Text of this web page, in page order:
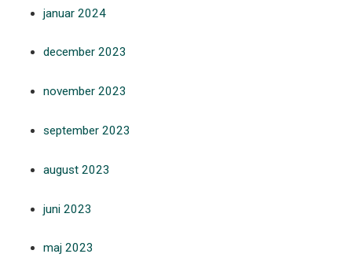
januar 2024
december 2023
november 2023
september 2023
august 2023
juni 2023
maj 2023